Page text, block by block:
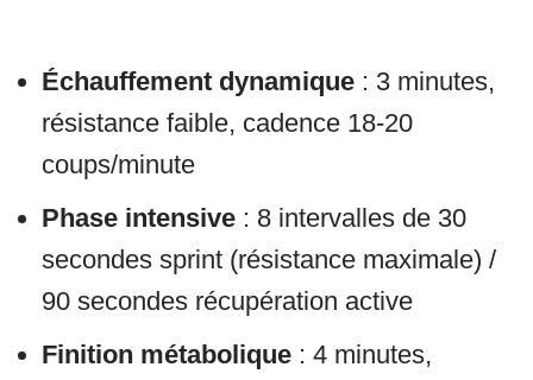
Échauffement dynamique : 3 minutes,
résistance faible, cadence 18-20
coups/minute
Phase intensive : 8 intervalles de 30
secondes sprint (résistance maximale) /
90 secondes récupération active
Finition métabolique : 4 minutes,